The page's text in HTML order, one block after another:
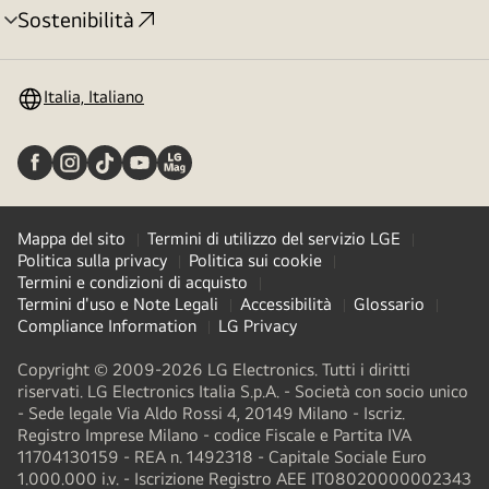
Sostenibilità
Attivazione
Italia, Italiano
Mappa del sito
Termini di utilizzo del servizio LGE
Politica sulla privacy
Politica sui cookie
Termini e condizioni di acquisto
Termini d'uso e Note Legali
Accessibilità
Glossario
Compliance Information
LG Privacy
Copyright © 2009-2026 LG Electronics. Tutti i diritti
riservati. LG Electronics Italia S.p.A. - Società con socio unico
- Sede legale Via Aldo Rossi 4, 20149 Milano - Iscriz.
Registro Imprese Milano - codice Fiscale e Partita IVA
11704130159 - REA n. 1492318 - Capitale Sociale Euro
1.000.000 i.v. - Iscrizione Registro AEE IT08020000002343​